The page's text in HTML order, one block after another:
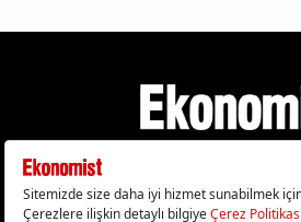
Gizlilik Politikası Çerez Politikası